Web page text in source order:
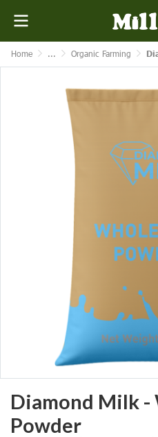
Home ... Organic Farming
Diamond Milk
Powder